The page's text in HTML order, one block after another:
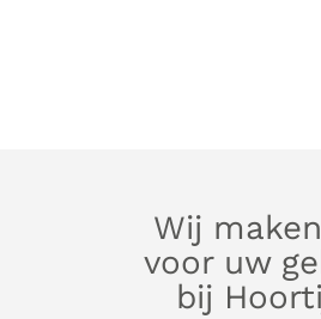
Wij
voor uw
bij